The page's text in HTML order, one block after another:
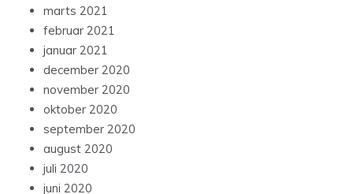
marts 2021
februar 2021
januar 2021
december 2020
november 2020
oktober 2020
september 2020
august 2020
juli 2020
juni 2020